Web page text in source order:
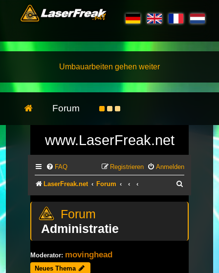
Umbauarbeiten gehen weiter
Forum
www.LaserFreak.net
FAQ Anmelden
Registrieren
LaserFreak.net Forum
Administratie
Moderator: movinghead
Neues Thema